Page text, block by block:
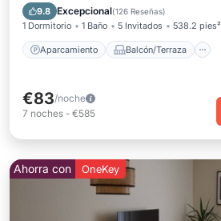
9.8 Excepcional(126 Reseñas)
1 Dormitorio 1 Baño 5 Invitados 538.2 pies²
Aparcamiento Balcón/Terraza
Vistas
Aire acondicionado
€83/noche
7 noches - €585
Ahorra con OneKey